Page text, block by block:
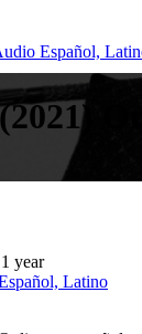
Español,
1 year
Latino